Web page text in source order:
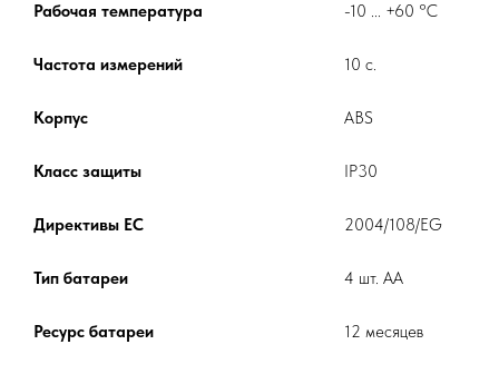
Рабочая температура -10 ... +60 °C
Частота измерений 10 с.
Корпус ABS
Класс защиты IP30
Директивы ЕС 2004/108/EG
Тип батареи 4 шт. АА
Ресурс батареи 12 месяцев